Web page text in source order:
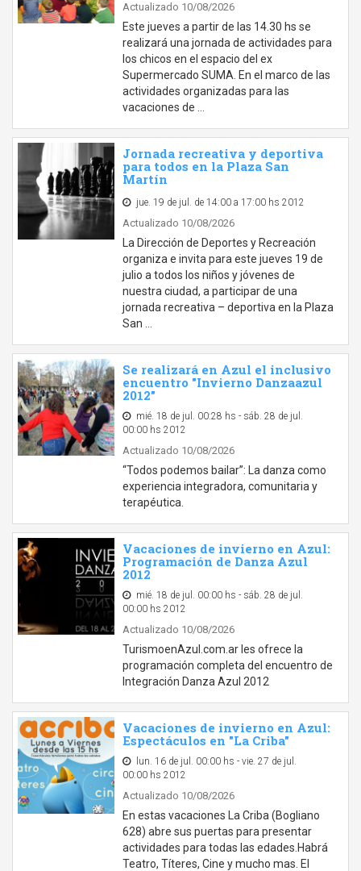
Actualizado 10/08/2026
Este jueves a partir de las 14.30 hs se
realizará una jornada de actividades para
los chicos en el espacio del ex
Supermercado SUMA. En el marco de las
actividades organizadas para las
vacaciones de …
Jornada recreativa y deportiva
para todos en la Plaza San
Martín
jue. 19 de jul. de 14:00 a 17:00 hs 2012
Actualizado 10/08/2026
La Dirección de Deportes y Recreación
organiza e invita para este jueves 19 de
julio a todos los niños y jóvenes de
nuestra ciudad, a participar de una
jornada recreativa – deportiva en la Plaza
San …
Se realizará en Azul el inclusivo
encuentro "Invierno Danzaazul
2012"
mié. 18 de jul. 00:28 hs - sáb. 28 de jul.
00:00 hs 2012
Actualizado 10/08/2026
“Todos podemos bailar”: La danza como
experiencia integradora, comunitaria y
terapéutica.
Vacaciones de invierno en Azul:
Programación de Danza Azul
2012
mié. 18 de jul. 00:00 hs - sáb. 28 de jul.
00:00 hs 2012
Actualizado 10/08/2026
TurismoenAzul.com.ar les ofrece la
programación completa del encuentro de
Integración Danza Azul 2012
Vacaciones de invierno en Azul:
Espectáculos en "La Criba"
lun. 16 de jul. 00:00 hs - vie. 27 de jul.
00:00 hs 2012
Actualizado 10/08/2026
En estas vacaciones La Criba (Bogliano
628) abre sus puertas para presentar
actividades para todas las edades.Habrá
Teatro, Títeres, Cine y mucho mas. El